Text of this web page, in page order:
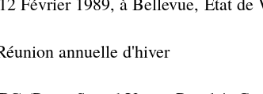
annuelle d'hiver